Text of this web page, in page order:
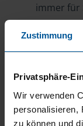
Zustimmung
Privatsphäre-
Wir verwenden
personalisieren,
zu können und
immer für
Fairer